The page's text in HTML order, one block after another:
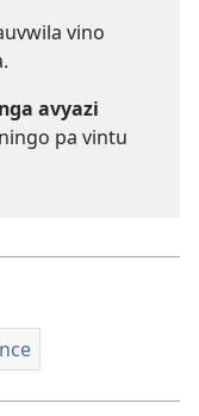
vino
avyazi
pa vintu